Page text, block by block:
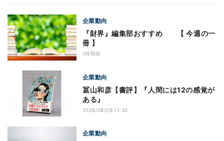
企業動向
『財界』編集部おすすめ 【 今週の一
冊 】
1時間前
企業動向
冨山和彦【書評】『人間には12の感覚が
ある』
2026/08/08 11:30
企業動向